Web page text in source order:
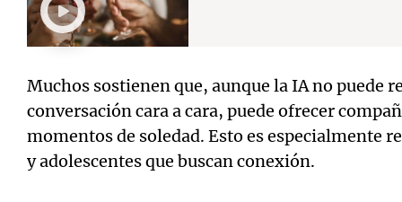
Muchos sostienen que, aunque la IA no puede
conversación cara a cara, puede ofrecer
momentos de soledad. Esto es especialmente
y adolescentes que buscan conexión.